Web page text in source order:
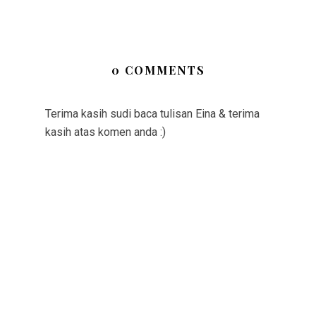
0 COMMENTS
Terima kasih sudi baca tulisan Eina & terima
kasih atas komen anda :)